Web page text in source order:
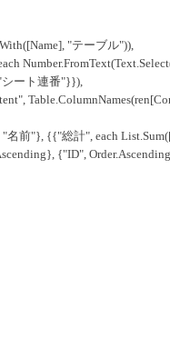
"テーブル")),
シート連番"}}),
前"}, {{"総計", each
{"ID",